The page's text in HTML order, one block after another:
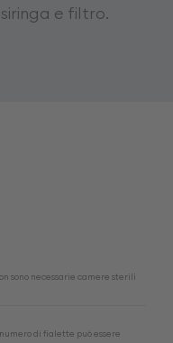
e filtro.
sono necessarie camere sterili
di fialette può essere